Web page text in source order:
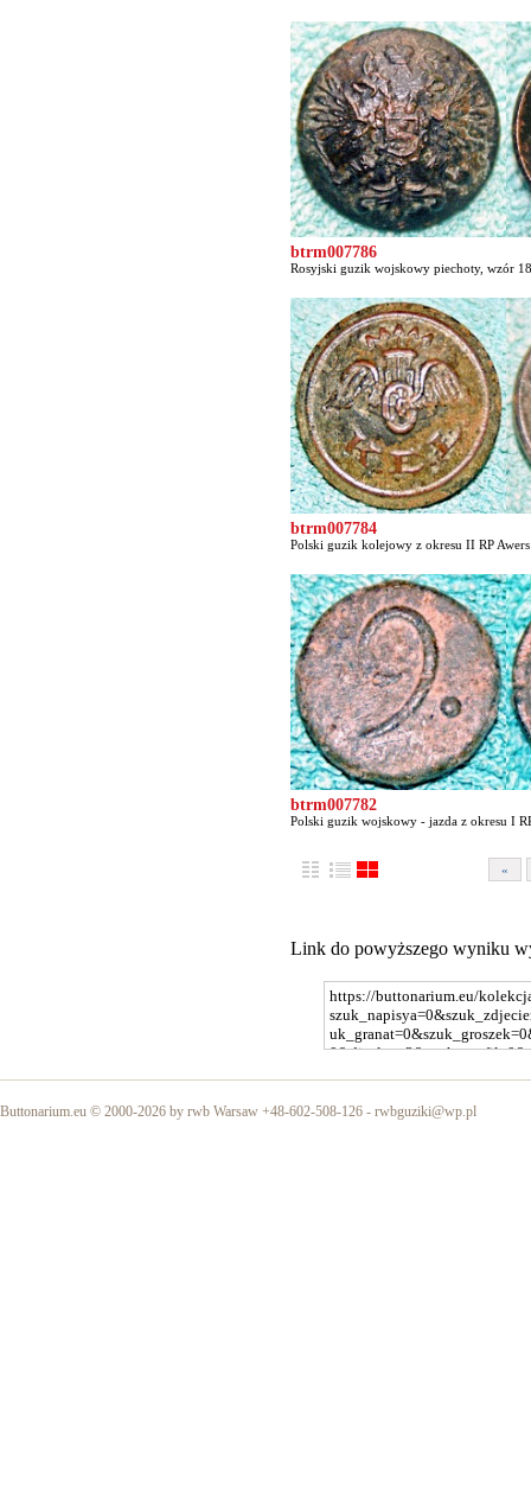
btrm007786
Rosyjski guzik wojskowy piechoty, wzór
btrm007784
Polski guzik kolejowy z okresu II RP
btrm007782
Polski guzik wojskowy - jazda z okresu I
«
Link do powyższego wyniku
Buttonarium.eu © 2000-2026 by rwb Warsaw +48-602-508-126 - rwbguziki@wp.pl